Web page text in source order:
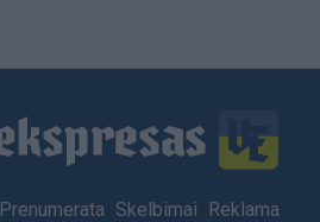
Prenumerata Skelbimai Reklama